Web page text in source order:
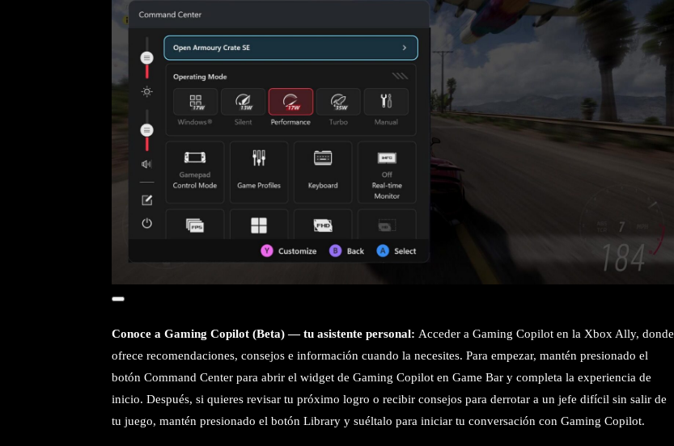
Conoce a Gaming Copilot (Beta) — tu asistente personal: Acceder a Gaming Copilot en la Xbox Ally, donde
ofrece recomendaciones, consejos e información cuando la necesites. Para empezar, mantén presionado el
botón Command Center para abrir el widget de Gaming Copilot en Game Bar y completa la experiencia de
inicio. Después, si quieres revisar tu próximo logro o recibir consejos para derrotar a un jefe difícil sin salir de
tu juego, mantén presionado el botón Library y suéltalo para iniciar tu conversación con Gaming Copilot.